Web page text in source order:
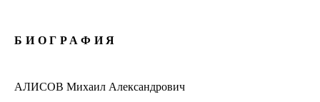
БИОГРАФИЯ
АЛИСОВ Михаил Александрович